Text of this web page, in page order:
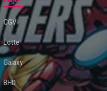
CGV
Lotte
Galaxy
BHD